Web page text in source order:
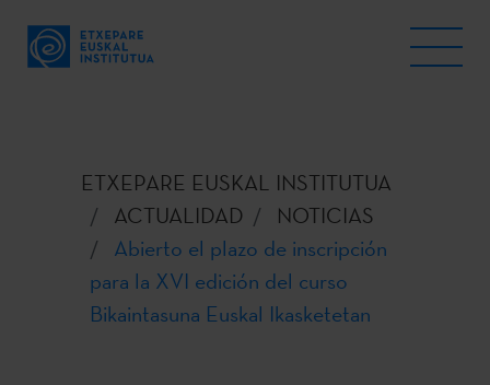
ETXEPARE EUSKAL INSTITUTUA
ACTUALIDAD
NOTICIAS
Abierto el plazo de inscripción
para la XVI edición del curso
Bikaintasuna Euskal Ikasketetan